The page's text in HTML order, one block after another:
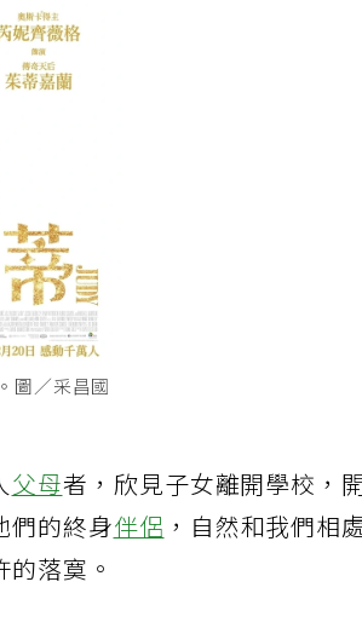
圖／采昌國
父母者，欣見子女離開學校，
們的終身伴侶
，自然和我們相
落寞。